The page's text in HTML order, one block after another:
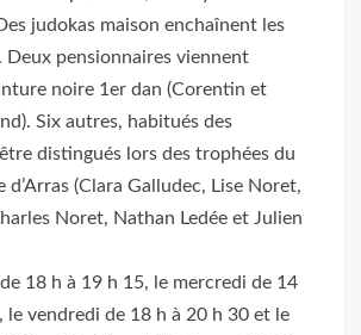
judokas maison enchaînent les
Deux pensionnaires viennent
noire 1er dan (Corentin et
Six autres, habitués des
distingués lors des trophées du
d’Arras (Clara Galludec, Lise Noret,
Noret, Nathan Ledée et Julien
18 h à 19 h 15, le mercredi de 14
le vendredi de 18 h à 20 h 30 et le